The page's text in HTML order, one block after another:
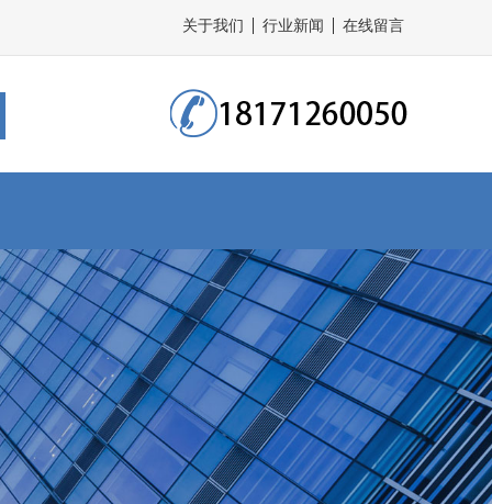
关于我们 行业新闻 在线留言